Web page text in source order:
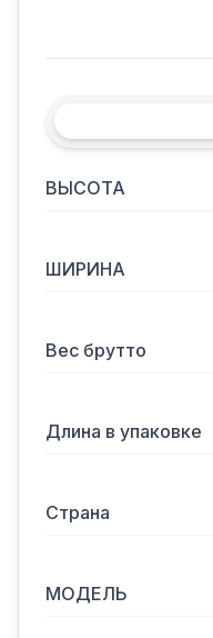
ВЫСОТА
ШИРИНА
Вес брутто
Длина в упаковке
Страна
МОДЕЛЬ